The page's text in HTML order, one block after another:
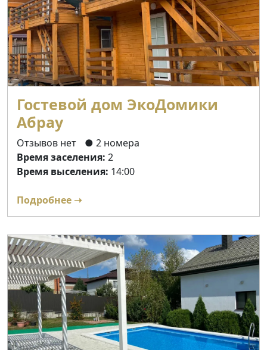
Гостевой дом ЭкоДомики
Абрау
Отзывов нет
● 2 номера
Время заселения: 2
Время выселения: 14:00
Подробнее ➝